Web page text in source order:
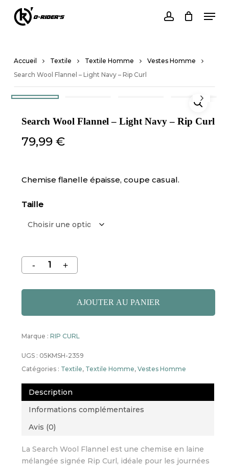
main
account
Accueil Textile Textile Homme
Vestes Homme
Search Wool Flannel – Light Navy – Rip Curl
Search Wool Flannel – Light Navy – Rip Curl
79,99 €
Chemise flanelle épaisse, coupe casual.
Taille
AJOUTER AU PANIER
Marque : RIP CURL
UGS : 05KMSH-2359
Catégories : Textile, Textile Homme, Vestes Homme
Description
Informations complémentaires
Avis (0)
La Search Wool Flannel est une chemise en laine
mélangée signée Rip Curl, idéale pour les journées